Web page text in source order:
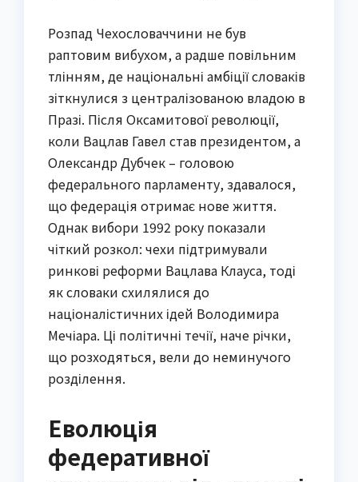
Розпад Чехословаччини не був
раптовим вибухом, а радше повільним
тлінням, де національні амбіції словаків
зіткнулися з централізованою владою в
Празі. Після Оксамитової революції,
коли Вацлав Гавел став президентом, а
Олександр Дубчек – головою
федерального парламенту, здавалося,
що федерація отримає нове життя.
Однак вибори 1992 року показали
чіткий розкол: чехи підтримували
ринкові реформи Вацлава Клауса, тоді
як словаки схилялися до
націоналістичних ідей Володимира
Мечіара. Ці політичні течії, наче річки,
що розходяться, вели до неминучого
розділення.
Еволюція
федеративної